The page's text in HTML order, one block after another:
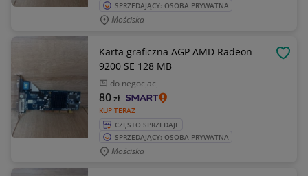
SPRZEDAJĄCY: OSOBA PRYWATNA
Mościska
Karta graficzna AGP AMD Radeon
9200 SE 128 MB
do negocjacji
KUP TERAZ
80zł
CZĘSTO SPRZEDAJE
SPRZEDAJĄCY: OSOBA PRYWATNA
Mościska